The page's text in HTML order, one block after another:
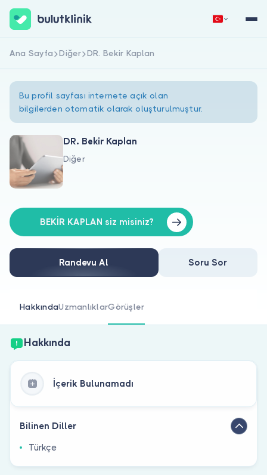
Hakkımızda
Doktorlar için
Doktor musunuz?
Hemen Kaydol
Ana Sayfa Diğer DR. Bekir Kaplan
Bu profil sayfası internete açık olan
bilgilerden otomatik olarak oluşturulmuştur.
DR. Bekir Kaplan
Diğer
BEKİR KAPLAN siz misiniz?
Randevu Al Soru Sor
HakkındaUzmanlıklarGörüşler
Hakkında
İçerik Bulunamadı
Bilinen Diller
Türkçe